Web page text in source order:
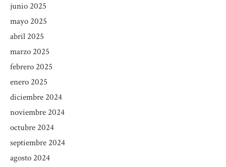
junio 2025
mayo 2025
abril 2025
marzo 2025
febrero 2025
enero 2025
diciembre 2024
noviembre 2024
octubre 2024
septiembre 2024
agosto 2024